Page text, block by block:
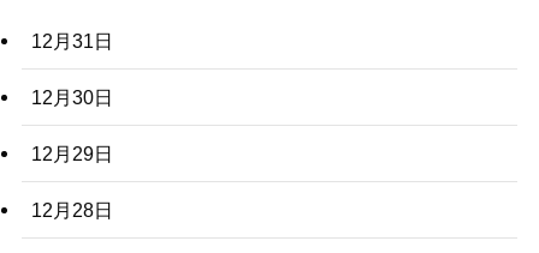
12月31日
12月30日
12月29日
12月28日